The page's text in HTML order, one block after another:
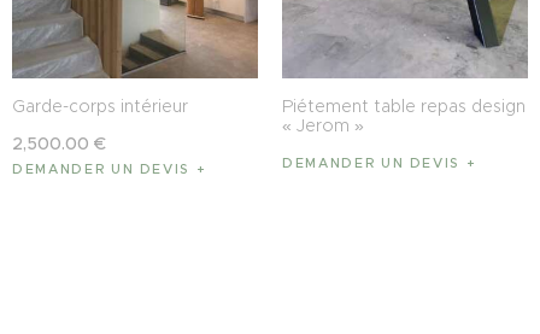
Garde-corps intérieur
2,500.00 €
DEMANDER UN DEVIS
Piétement table repas design
« Jerom »
DEMANDER UN DEVIS